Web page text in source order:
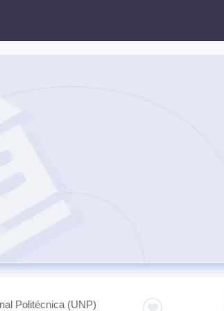
Politécnica (UNP)